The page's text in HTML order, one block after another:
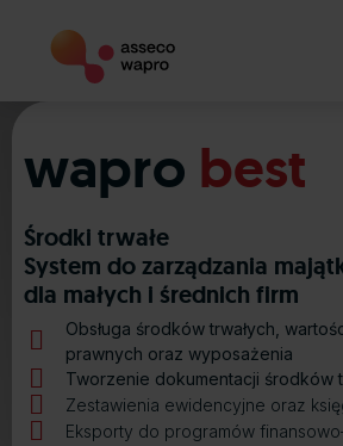
content
wapro best
Środki trwałe
System do zarządzania
dla małych i średnich firm
Obsługa środków trwałych,
prawnych oraz wyposażenia
Tworzenie dokumentacji środków
Zestawienia ewidencyjne oraz
Eksporty do programów